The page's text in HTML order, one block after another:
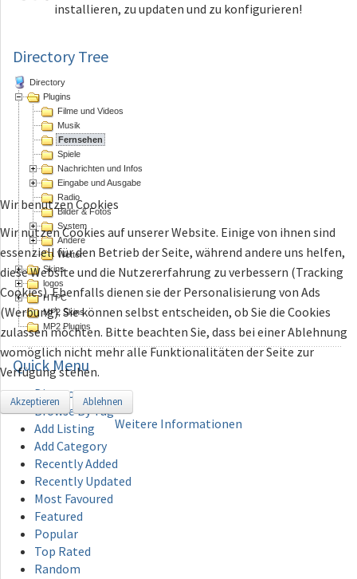
installieren, zu updaten und zu konfigurieren!
Directory Tree
Directory
Plugins
Filme und Videos
Musik
Fernsehen
Spiele
Nachrichten und Infos
Eingabe und Ausgabe
Radio
Bilder & Fotos
System
Andere
Wetter
Skins
logos
HTPC
MP2 Skins
MP2 Plugins
QuickMenu
Directory
Browse By Tag
Add Listing
Add Category
Recently Added
Recently Updated
Most Favoured
Featured
Popular
Top Rated
Random
Wir benutzen Cookies
Wir nutzen Cookies auf unserer Website. Einige von ihnen sind
essenziell für den Betrieb der Seite, während andere uns helfen,
diese Website und die Nutzererfahrung zu verbessern (Tracking
Cookies). Ebenfalls dienen sie der Personalisierung von Ads
(Werbung). Sie können selbst entscheiden, ob Sie die Cookies
zulassen möchten. Bitte beachten Sie, dass bei einer Ablehnung
womöglich nicht mehr alle Funktionalitäten der Seite zur
Verfügung stehen.
Akzeptieren Ablehnen
Weitere Informationen